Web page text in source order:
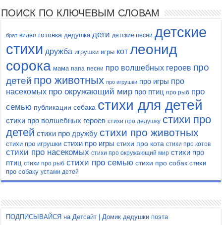
ПОИСК ПО КЛЮЧЕВЫМ СЛОВАМ
брат видео готовка дедушка дети детские песни детские
стихи дружба игрушки игры кот леонид
сорока мама папа песни про волшебных героев про
детей про животных про игрушки про игры про
насекомых про окружающий мир про птиц про рыб про
семью публикации собака стихи для детей
стихи про волшебных героев стихи про дедушку стихи про
детей стихи про дружбу стихи про животных
стихи про игрушки стихи про игры стихи про кота стихи про котов
стихи про насекомых стихи про окружающий мир стихи про
птиц стихи про рыб стихи про семью стихи про собак стихи
про собаку устами детей
ПОДПИСЫВАЙСЯ на Детсайт | Домик дедушки поэта